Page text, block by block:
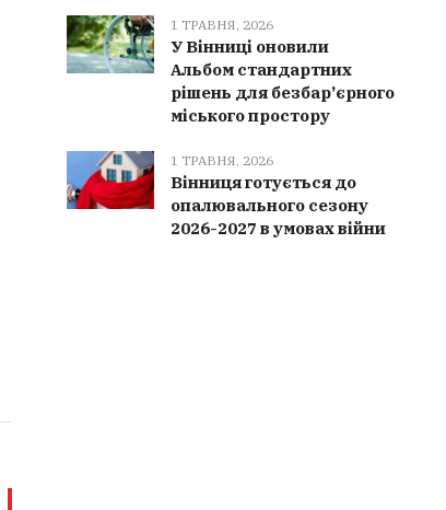
1 ТРАВНЯ, 2026
У Вінниці оновили
Альбом стандартних
рішень для безбар’єрного
міського простору
1 ТРАВНЯ, 2026
Вінниця готується до
опалювального сезону
2026-2027 в умовах війни